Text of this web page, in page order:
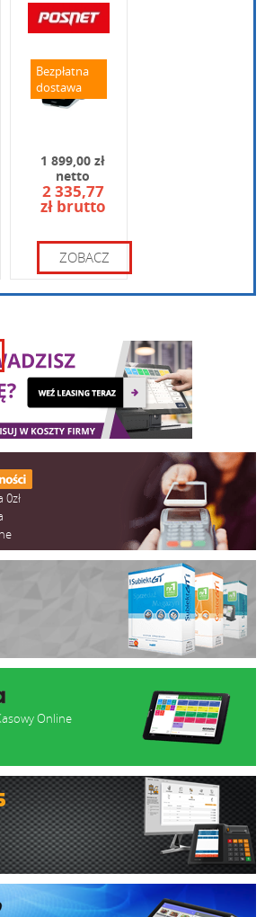
instrukcja obsługi
Posnet Vero
obrazku:
Bezpłatna
dostawa
1 899,00 zł
netto
2 335,77
zł brutto
ZOBACZ
0zł
Online